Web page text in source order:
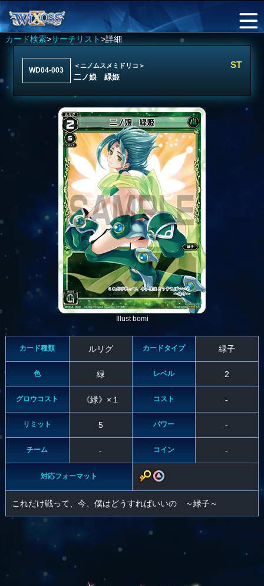
カード検索>サーチリスト>詳細
WD04-003
＜ニノムスメミドリコ＞
二ノ娘 緑姫
ST
Illust bomi
カード種類 ルリグ カードタイプ 緑子
色 緑 レベル 2
グロウコスト 《緑》×１ コスト -
リミット 5 パワー -
チーム - コイン -
対応フォーマット
これだけ戦って、今、僕はどうすればいいの ～緑子～